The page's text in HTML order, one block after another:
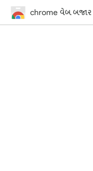
chrome વેબ બજાર